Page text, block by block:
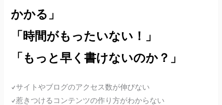
かかる」
「時間がもったいない！」
「もっと早く書けないのか？」
サイトやブログのアクセス数が伸びない
惹きつけるコンテンツの作り方がわからない